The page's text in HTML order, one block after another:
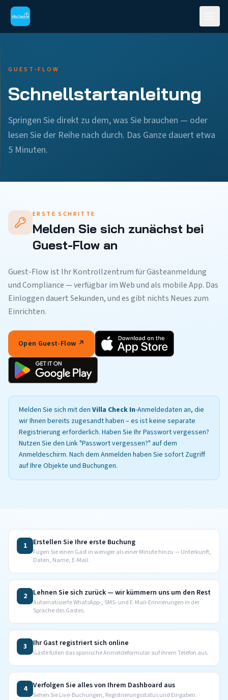
GUEST-FLOW
Schnellstartanleitung
Springen Sie direkt zu dem, was Sie brauchen — oder
lesen Sie der Reihe nach durch. Das Ganze dauert etwa
5 Minuten.
ERSTE SCHRITTE
Melden Sie sich zunächst bei
Guest-Flow an
Guest-Flow ist Ihr Kontrollzentrum für Gästeanmeldung
und Compliance — verfügbar im Web und als mobile App. Das
Einloggen dauert Sekunden, und es gibt nichts Neues zum
Einrichten.
Open Guest-Flow ↗
Melden Sie sich mit den Villa Check In-Anmeldedaten an, die
wir Ihnen bereits zugesandt haben – es ist keine separate
Registrierung erforderlich. Haben Sie Ihr Passwort vergessen?
Nutzen Sie den Link "Passwort vergessen?" auf dem
Anmeldeschirm. Nach dem Anmelden haben Sie sofort Zugriff
auf Ihre Objekte und Buchungen.
1 Erstellen Sie Ihre erste Buchung
Fügen Sie einen Gast in weniger als einer Minute hinzu — Unterkunft,
Daten, Name, E-Mail.
2 Lehnen Sie sich zurück — wir kümmern uns um den Rest
Automatisierte WhatsApp-, SMS- und E-Mail-Erinnerungen in der
Sprache des Gastes.
3 Ihr Gast registriert sich online
Gäste füllen das spanische Anmeldeformular auf ihrem Telefon aus.
4 Verfolgen Sie alles von Ihrem Dashboard aus
Sehen Sie Live-Buchungen, Registrierungsstatus und Eingaben.